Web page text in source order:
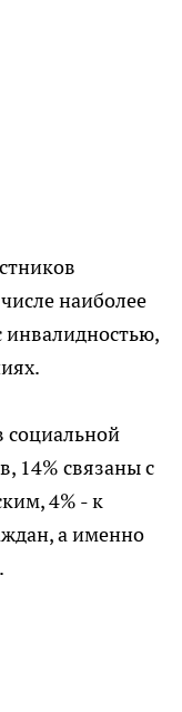
наиболее
инвалидностью,
социальной
14% связаны с
4% - к
а именно